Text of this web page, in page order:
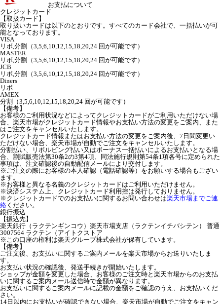
お支払について
クレジットカード
【取扱カード】
取り扱いカードは以下のとおりです。すべてのカード会社で、一括払いが可
能となっております。
VISA
リボ,分割（3,5,6,10,12,15,18,20,24 回が可能です）
MASTER
リボ,分割（3,5,6,10,12,15,18,20,24 回が可能です）
JCB
リボ,分割（3,5,6,10,12,15,18,20,24 回が可能です）
Diners
リボ
AMEX
分割（3,5,6,10,12,15,18,20,24 回が可能です）
【備考】
お客様のご利用状況などによってクレジットカードがご利用いただけない場
合、楽天市場がクレジットカード情報やお支払い方法の変更をご案内、また
はご注文をキャンセルいたします。
クレジットカード情報またはお支払い方法の変更をご案内後、7日間変更い
ただけない場合、楽天市場が自動でご注文をキャンセルいたします。
分割払い、リボルビング払い又はボーナス一括払いによるお支払いとなる場
合、割賦販売法第30条2の3第4項、同法施行規則第54条1項各号に定められた
事項は、注文確認後の自動配信メールにより交付します。
※ご注文の際にお客様の本人確認（電話確認等）をお願いする場合もござい
ます。
※お客様と異なる名義のクレジットカードはご利用いただけません。
※決済システム上、クレジットカード利用控は発行しておりません。
※クレジットカードでのお支払いに関するお問い合わせは楽天市場までご連
絡 ください。
銀行振込
【振込先】
楽天銀行（ラクテンギンコウ）楽天市場支店（ラクテンイチバシテン） 普通
3007564 ラクテン（アイトクストア
※この口座の権利は楽天グループ株式会社が保有しています。
【備考】
ご注文後、お支払いに関するご案内メールを楽天市場からお送りいたしま
す。
お支払い状況の確認後、発送手続きが開始いたします。
ショップが金額を変更した場合、お客様のご注文時と楽天市場からのお支払
いに関するご案内メール送信時で金額が異なります。
お支払いに関するご案内メールに記載の金額をご確認のうえ、お支払いくだ
さい。
14日以内にお支払いが確認できない場合、楽天市場が自動でご注文をキャン